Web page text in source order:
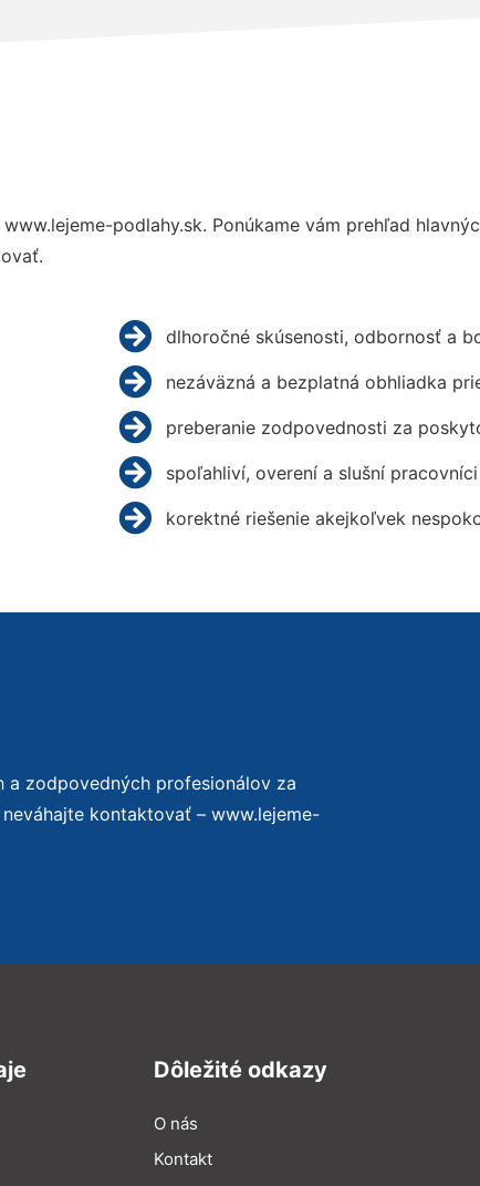
podlahy.sk. Ponúkame vám prehľad
dlhoročné skúsenosti, odbornosť a
nezáväzná a bezplatná obhliadka
preberanie zodpovednosti za
spoľahliví, overení a slušní pracovníci
korektné riešenie akejkoľvek
a zodpovedných profesionálov za
kontaktovať – www.lejeme-
Dôležité odkazy
O nás
Kontakt